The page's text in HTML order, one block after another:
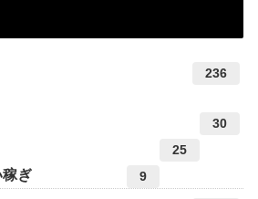
236
30
25
ぎ 9